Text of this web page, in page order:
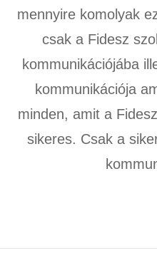
mennyire komolyak
csak a Fidesz
kommunikációjába
kommunikációja
minden, amit a
sikeres. Csak a